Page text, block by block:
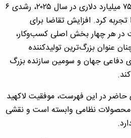
لاکهید مارتین با ثبت درآمد ۷۵ میلیارد دلاری در سال ۲۰۲۵، رشدی ۶
کرد. افزایش تقاضا برای
در هر چهار بخش اصلی کسب‌وکار،
عنوان بزرگ‌ترین تولیدکننده
دفاعی جهان و سومین سازنده بزرگ
در این فهرست، موفقیت لاکهید
محصولات نظامی وابسته است و نقشی